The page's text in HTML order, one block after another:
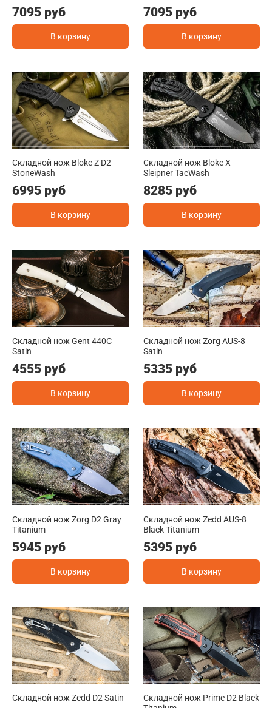
7095 руб
В корзину
7095 руб
В корзину
Складной нож Bloke Z D2
StoneWash
6995 руб
В корзину
Складной нож Bloke X
Sleipner TacWash
8285 руб
В корзину
Складной нож Gent 440C
Satin
4555 руб
В корзину
Складной нож Zorg AUS-8
Satin
5335 руб
В корзину
Складной нож Zorg D2 Gray
Titanium
5945 руб
В корзину
Складной нож Zedd AUS-8
Black Titanium
5395 руб
В корзину
Складной нож Zedd D2 Satin
Складной нож Prime D2 Black